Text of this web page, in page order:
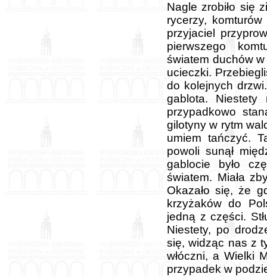
Nagle zrobiło się
rycerzy,
przyjaciel
pierwszego
światem duchów
ucieczki.
do kolejnych
gablota. Niestety
przypadkowo
gilotyny w rytm
umiem tańczyć.
powoli sunął
gablocie było
światem. Miała
Okazało się, że
krzyżaków do
jedną z części.
Niestety, po
się, widząc nas z
włóczni, a Wielki
przypadek w